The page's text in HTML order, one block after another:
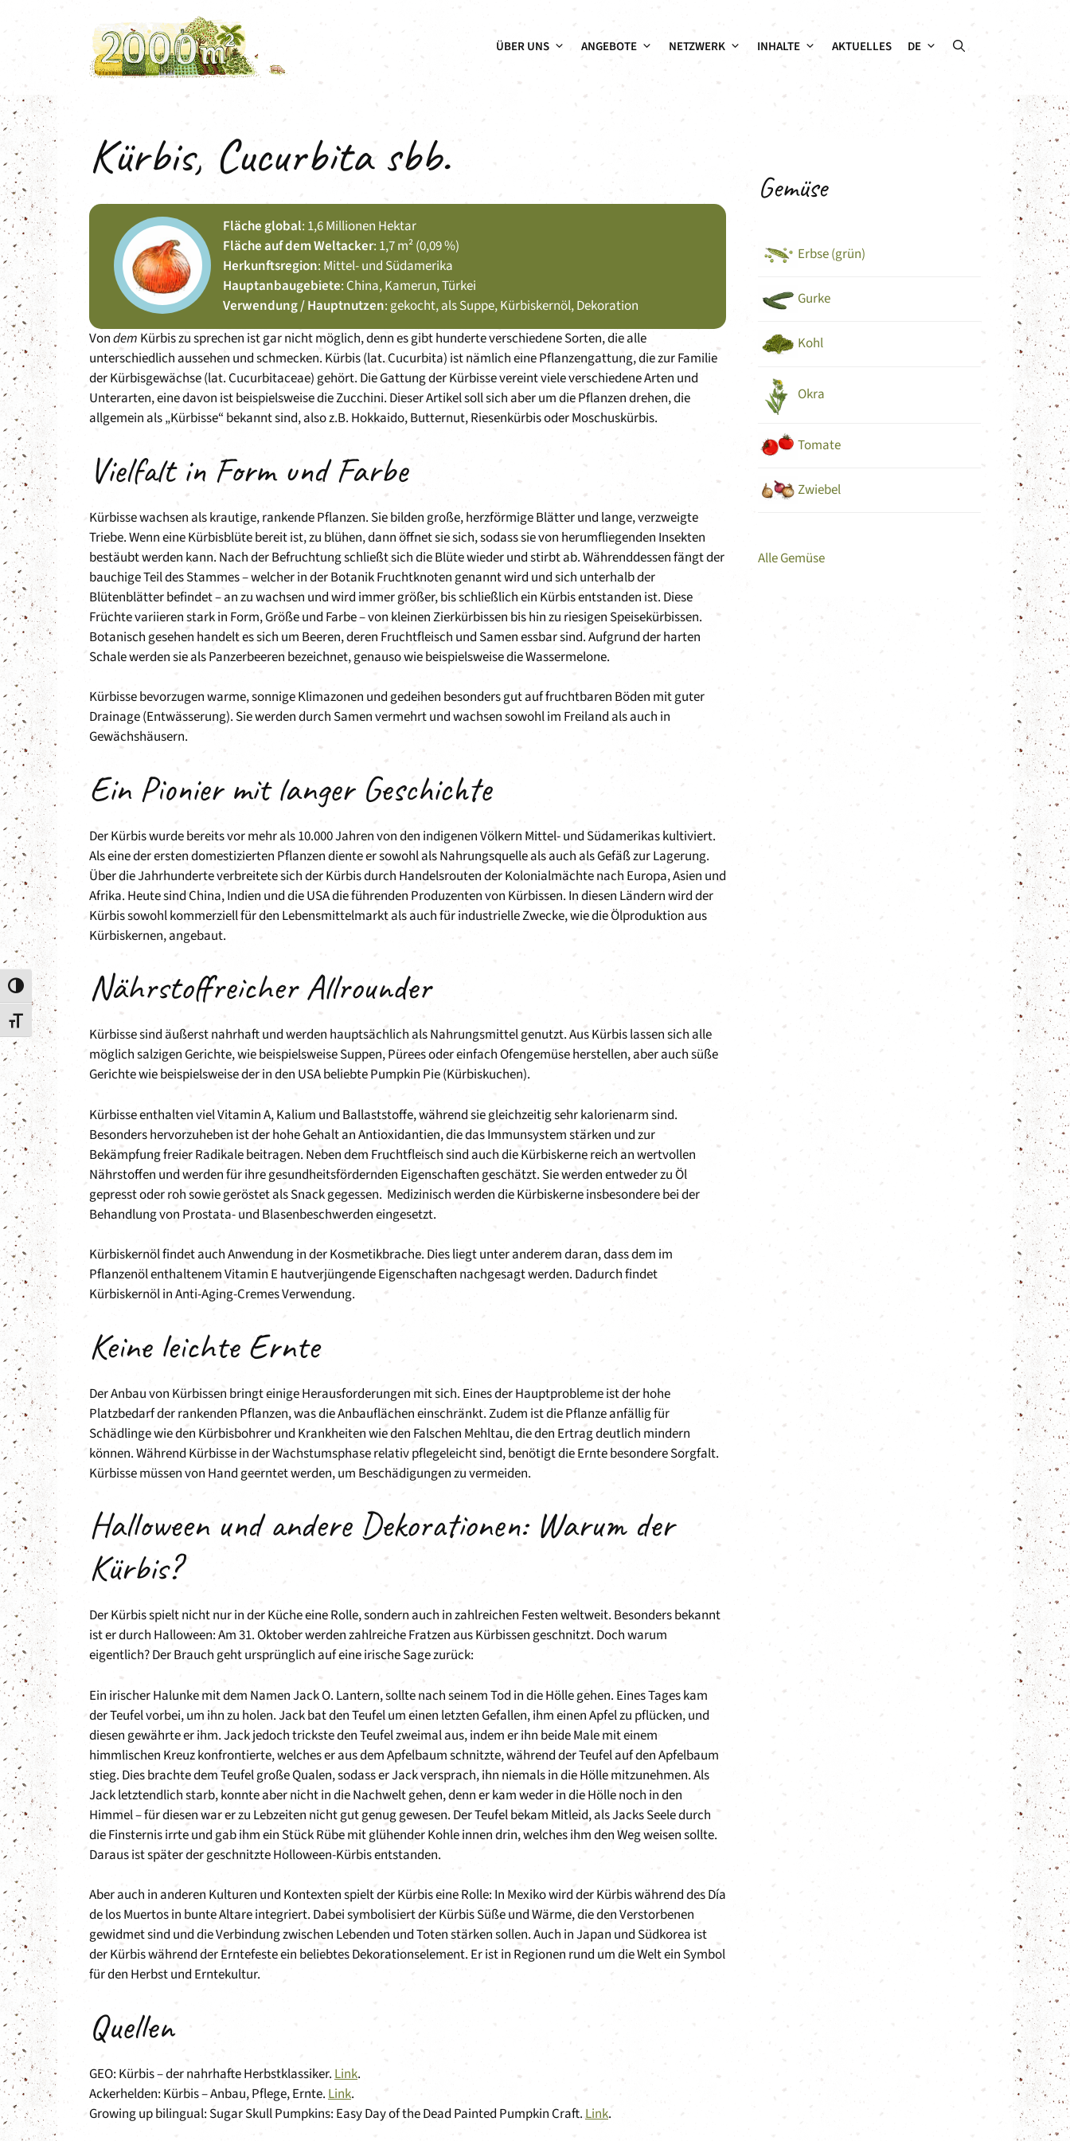
Umschalten auf hohe Kontraste
Schrift vergrößern
ÜBER UNS ANGEBOTE NETZWERK INHALTE AKTUELLES DE
Kürbis, Cucurbita sbb.
Fläche global: 1,6 Millionen Hektar
Fläche auf dem Weltacker: 1,7 m² (0,09 %)
Herkunftsregion: Mittel- und Südamerika
Hauptanbaugebiete: China, Kamerun, Türkei
Verwendung / Hauptnutzen: gekocht, als Suppe, Kürbiskernöl, Dekoration
Vondem Kürbis zu sprechen ist gar nicht möglich, denn es gibt hunderte verschiedene Sorten, die alle
unterschiedlich aussehen und schmecken. Kürbis (lat. Cucurbita) ist nämlich eine Pflanzengattung, die zur Familie
der Kürbisgewächse (lat. Cucurbitaceae) gehört. Die Gattung der Kürbisse vereint viele verschiedene Arten und
Unterarten, eine davon ist beispielsweise die Zucchini. Dieser Artikel soll sich aber um die Pflanzen drehen, die
allgemein als „Kürbisse“ bekannt sind, also z.B. Hokkaido, Butternut, Riesenkürbis oder Moschuskürbis.
Vielfalt in Form und Farbe
Kürbisse wachsen als krautige, rankende Pflanzen. Sie bilden große, herzförmige Blätter und lange, verzweigte
Triebe. Wenn eine Kürbisblüte bereit ist, zu blühen, dann öffnet sie sich, sodass sie von herumfliegenden Insekten
bestäubt werden kann. Nach der Befruchtung schließt sich die Blüte wieder und stirbt ab. Währenddessen fängt der
bauchige Teil des Stammes – welcher in der Botanik Fruchtknoten genannt wird und sich unterhalb der
Blütenblätter befindet – an zu wachsen und wird immer größer, bis schließlich ein Kürbis entstanden ist. Diese
Früchte variieren stark in Form, Größe und Farbe – von kleinen Zierkürbissen bis hin zu riesigen Speisekürbissen.
Botanisch gesehen handelt es sich um Beeren, deren Fruchtfleisch und Samen essbar sind. Aufgrund der harten
Schale werden sie als Panzerbeeren bezeichnet, genauso wie beispielsweise die Wassermelone.
Kürbisse bevorzugen warme, sonnige Klimazonen und gedeihen besonders gut auf fruchtbaren Böden mit guter
Drainage (Entwässerung). Sie werden durch Samen vermehrt und wachsen sowohl im Freiland als auch in
Gewächshäusern.
Ein Pionier mit langer Geschichte
Der Kürbis wurde bereits vor mehr als 10.000 Jahren von den indigenen Völkern Mittel- und Südamerikas kultiviert.
Als eine der ersten domestizierten Pflanzen diente er sowohl als Nahrungsquelle als auch als Gefäß zur Lagerung.
Über die Jahrhunderte verbreitete sich der Kürbis durch Handelsrouten der Kolonialmächte nach Europa, Asien und
Afrika. Heute sind China, Indien und die USA die führenden Produzenten von Kürbissen. In diesen Ländern wird der
Kürbis sowohl kommerziell für den Lebensmittelmarkt als auch für industrielle Zwecke, wie die Ölproduktion aus
Kürbiskernen, angebaut.
Nährstoffreicher Allrounder
Kürbisse sind äußerst nahrhaft und werden hauptsächlich als Nahrungsmittel genutzt. Aus Kürbis lassen sich alle
möglich salzigen Gerichte, wie beispielsweise Suppen, Pürees oder einfach Ofengemüse herstellen, aber auch süße
Gerichte wie beispielsweise der in den USA beliebte Pumpkin Pie (Kürbiskuchen).
Kürbisse enthalten viel Vitamin A, Kalium und Ballaststoffe, während sie gleichzeitig sehr kalorienarm sind.
Besonders hervorzuheben ist der hohe Gehalt an Antioxidantien, die das Immunsystem stärken und zur
Bekämpfung freier Radikale beitragen. Neben dem Fruchtfleisch sind auch die Kürbiskerne reich an wertvollen
Nährstoffen und werden für ihre gesundheitsfördernden Eigenschaften geschätzt. Sie werden entweder zu Öl
gepresst oder roh sowie geröstet als Snack gegessen. Medizinisch werden die Kürbiskerne insbesondere bei der
Behandlung von Prostata- und Blasenbeschwerden eingesetzt.
Kürbiskernöl findet auch Anwendung in der Kosmetikbrache. Dies liegt unter anderem daran, dass dem im
Pflanzenöl enthaltenem Vitamin E hautverjüngende Eigenschaften nachgesagt werden. Dadurch findet
Kürbiskernöl in Anti-Aging-Cremes Verwendung.
Keine leichte Ernte
Der Anbau von Kürbissen bringt einige Herausforderungen mit sich. Eines der Hauptprobleme ist der hohe
Platzbedarf der rankenden Pflanzen, was die Anbauflächen einschränkt. Zudem ist die Pflanze anfällig für
Schädlinge wie den Kürbisbohrer und Krankheiten wie den Falschen Mehltau, die den Ertrag deutlich mindern
können. Während Kürbisse in der Wachstumsphase relativ pflegeleicht sind, benötigt die Ernte besondere Sorgfalt.
Kürbisse müssen von Hand geerntet werden, um Beschädigungen zu vermeiden.
Halloween und andere Dekorationen: Warum der
Kürbis?
Der Kürbis spielt nicht nur in der Küche eine Rolle, sondern auch in zahlreichen Festen weltweit. Besonders bekannt
ist er durch Halloween: Am 31. Oktober werden zahlreiche Fratzen aus Kürbissen geschnitzt. Doch warum
eigentlich? Der Brauch geht ursprünglich auf eine irische Sage zurück:
Ein irischer Halunke mit dem Namen Jack O. Lantern, sollte nach seinem Tod in die Hölle gehen. Eines Tages kam
der Teufel vorbei, um ihn zu holen. Jack bat den Teufel um einen letzten Gefallen, ihm einen Apfel zu pflücken, und
diesen gewährte er ihm. Jack jedoch trickste den Teufel zweimal aus, indem er ihn beide Male mit einem
himmlischen Kreuz konfrontierte, welches er aus dem Apfelbaum schnitzte, während der Teufel auf den Apfelbaum
stieg. Dies brachte dem Teufel große Qualen, sodass er Jack versprach, ihn niemals in die Hölle mitzunehmen. Als
Jack letztendlich starb, konnte aber nicht in die Nachwelt gehen, denn er kam weder in die Hölle noch in den
Himmel – für diesen war er zu Lebzeiten nicht gut genug gewesen. Der Teufel bekam Mitleid, als Jacks Seele durch
die Finsternis irrte und gab ihm ein Stück Rübe mit glühender Kohle innen drin, welches ihm den Weg weisen sollte.
Daraus ist später der geschnitzte Holloween-Kürbis entstanden.
Aber auch in anderen Kulturen und Kontexten spielt der Kürbis eine Rolle: In Mexiko wird der Kürbis während des Día
de los Muertos in bunte Altare integriert. Dabei symbolisiert der Kürbis Süße und Wärme, die den Verstorbenen
gewidmet sind und die Verbindung zwischen Lebenden und Toten stärken sollen. Auch in Japan und Südkorea ist
der Kürbis während der Erntefeste ein beliebtes Dekorationselement. Er ist in Regionen rund um die Welt ein Symbol
für den Herbst und Erntekultur.
Quellen
GEO: Kürbis – der nahrhafte Herbstklassiker. Link.
Ackerhelden: Kürbis – Anbau, Pflege, Ernte. Link.
Growing up bilingual: Sugar Skull Pumpkins: Easy Day of the Dead Painted Pumpkin Craft. Link.
Gemüse
Erbse (grün)
Gurke
Kohl
Okra
Tomate
Zwiebel
Alle Gemüse